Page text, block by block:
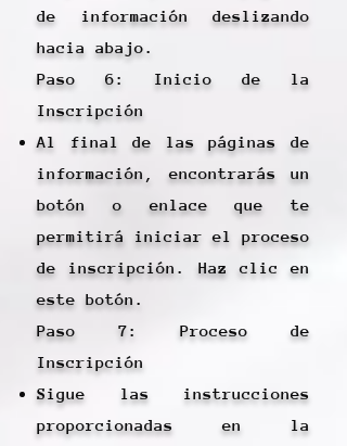
de información deslizando
hacia abajo.
Paso 6: Inicio de la
Inscripción
Al final de las páginas de
información, encontrarás un
botón o enlace que te
permitirá iniciar el proceso
de inscripción. Haz clic en
este botón.
Paso 7: Proceso de
Inscripción
Sigue las instrucciones
proporcionadas en la